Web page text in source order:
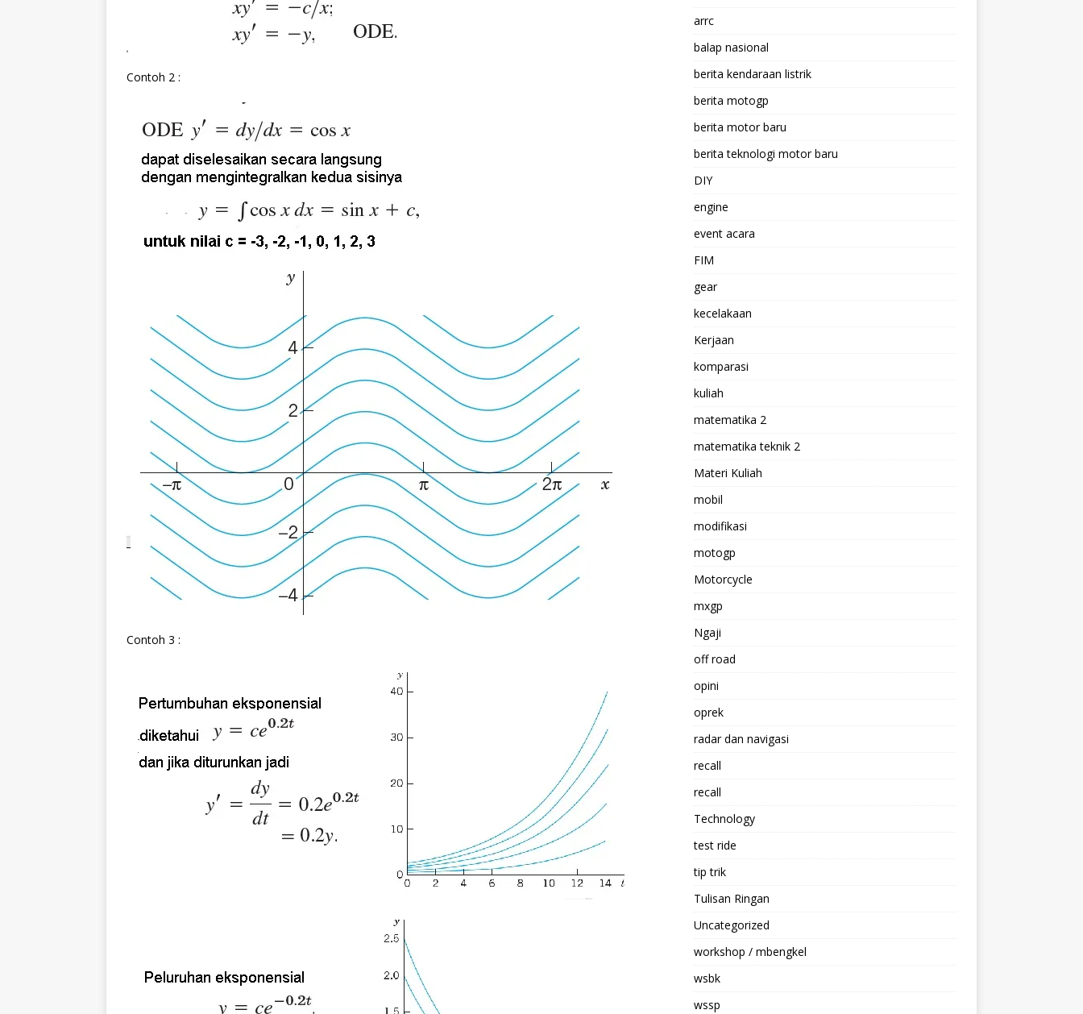
Contoh 2 :
Contoh 3 :
arrc
balap nasional
berita kendaraan listrik
berita motogp
berita motor baru
berita teknologi motor baru
DIY
engine
event acara
FIM
gear
kecelakaan
Kerjaan
komparasi
kuliah
matematika 2
matematika teknik 2
Materi Kuliah
mobil
modifikasi
motogp
Motorcycle
mxgp
Ngaji
off road
opini
oprek
radar dan navigasi
recall
recall
Technology
test ride
tip trik
Tulisan Ringan
Uncategorized
workshop / mbengkel
wsbk
wssp